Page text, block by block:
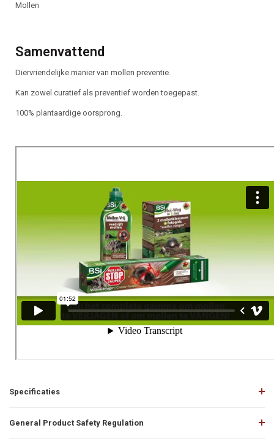
Mollen
Samenvattend
Diervriendelijke manier van mollen preventie.
Kan zowel curatief als preventief worden toegepast.
100% plantaardige oorsprong.
Specificaties
General Product Safety Regulation